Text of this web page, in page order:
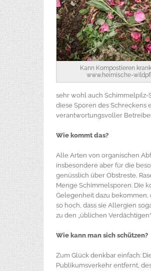
Kann Kompostieren
www.heimische-
sehr wohl auch Schimmelpilz-
diese Sporen des Schreckens
verantwortungsvoller
Wie kommt das?
Alle Arten von organischen
insbesondere aber für die
genüsslich über Obstreste,
Menge Schimmelsporen. Die
Gelegenheit dazu
so hoch, dass sie Allergien
zu den „üblichen
Wie kann man sich schützen?
Zum Glück denkbar einfach:
Publikumsverkehr entfernt,